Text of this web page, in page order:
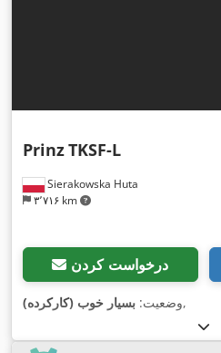
Sierakowska Huta
۳٬۷۱۶ km
PrinzTKSF-L
درخواست کردن
وضعیت: بسیار خوب (کارکرده) ,